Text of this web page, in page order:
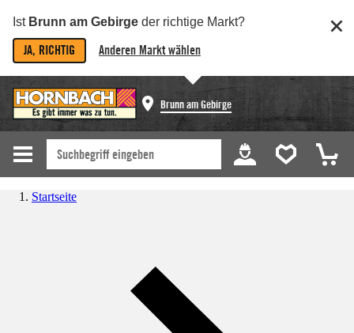
Ist Brunn am Gebirge der richtige Markt?
JA, RICHTIG Anderen Markt wählen
Brunn am Gebirge
Startseite